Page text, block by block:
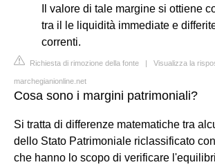
Il valore di tale margine si ottiene
tra il le liquidità immediate e
correnti.
Richiesta di rimozione della fonte | Visualizza la
marchegianionline.net
Cosa sono i margini patrimoniali?
Si tratta di differenze matematiche tra
dello Stato Patrimoniale riclassificato
che hanno lo scopo di verificare